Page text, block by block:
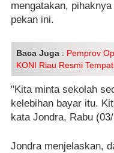
mengatakan,
pekan ini.
Baca Juga : Pemprov
KONI Riau Resmi
"Kita minta sekolah
kelebihan bayar itu.
kata Jondra, Rabu
Jondra menjelaskan,